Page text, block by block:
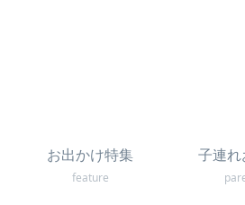
お出かけ特集
feature
子連れ